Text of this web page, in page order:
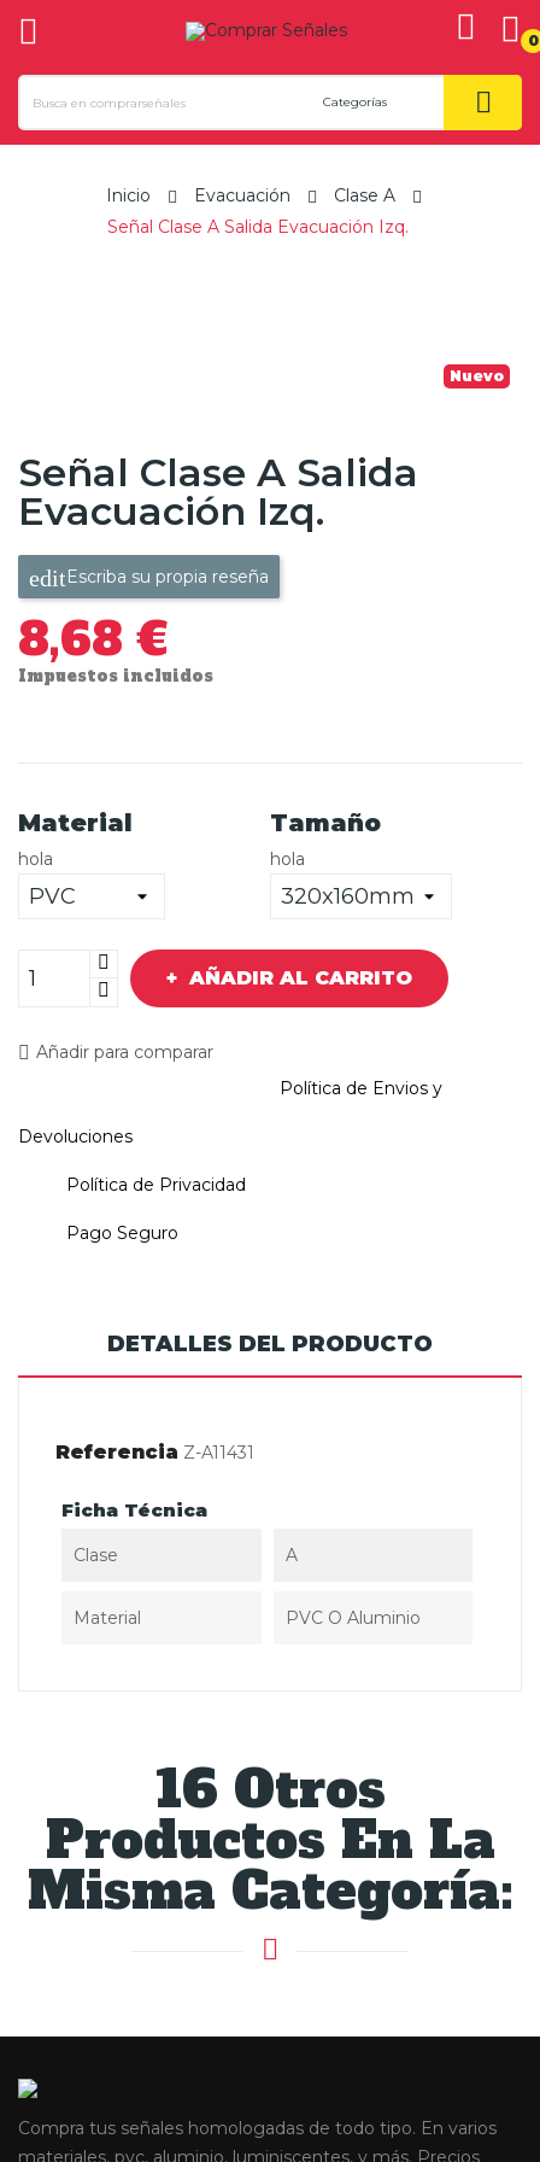
0
Inicio Evacuación
Clase A
Señal Clase A Salida Evacuación Izq.
Nuevo
Señal Clase A Salida
Evacuación Izq.
Escriba su propia reseña
8,68 €
Impuestos incluidos
Material
hola
Tamaño
hola
AÑADIR AL CARRITO
Añadir para comparar
Política de Envios y
Devoluciones
Política de Privacidad
Pago Seguro
DETALLES DEL PRODUCTO
Referencia Z-A11431
Ficha Técnica
Clase A
Material PVC O Aluminio
16 Otros
Productos En La
Misma Categoría:
Compra tus señales homologadas de todo tipo. En varios
materiales, pvc, aluminio, luminiscentes, y más. Precios